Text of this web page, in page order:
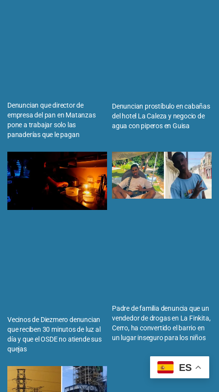
Denuncian que director de
empresa del pan en Matanzas
pone a trabajar solo las
panaderías que le pagan
Denuncian prostíbulo en cabañas
del hotel La Caleza y negocio de
agua con piperos en Guisa
Vecinos de Diezmero denuncian
que reciben 30 minutos de luz al
día y que el OSDE no atiende sus
quejas
Padre de familia denuncia que un
vendedor de drogas en La Finkita,
Cerro, ha convertido el barrio en
un lugar inseguro para los niños
ES